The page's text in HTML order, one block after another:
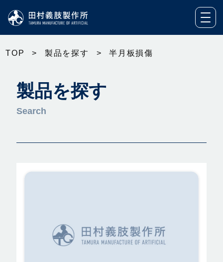
TOP > 製品を探す > 半月板損傷
製品を探す
Search